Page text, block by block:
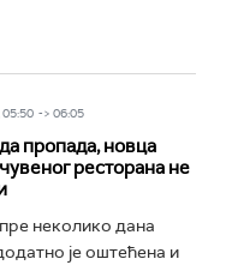
-> 06:05
пропада, новца
ресторана не
неколико дана
је оштећена и